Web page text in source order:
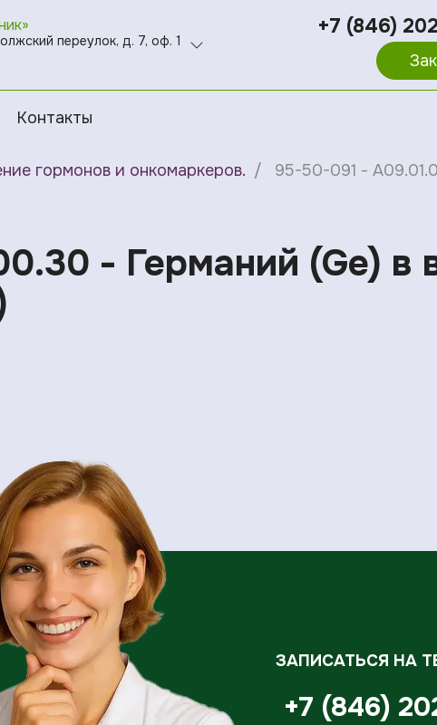
переулок, д. 7, оф. 1
+7 (846)
Контакты
гормонов и онкомаркеров. 95-50-091 -
- Германий (Ge) в
ЗАПИСАТЬСЯ НА
+7 (846)